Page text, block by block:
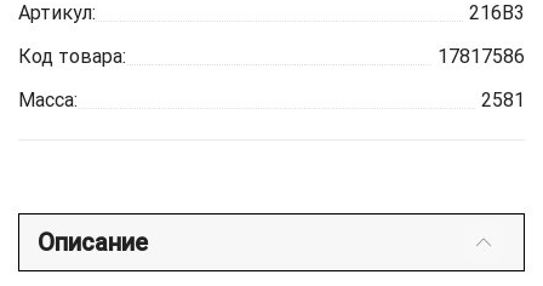
Артикул:
216B3
Код товара:
17817586
Масса:
2581
Описание